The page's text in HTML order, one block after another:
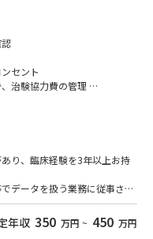
ます。また、事業環境や規制
定し、国内・海外の研究チー
でなく、サプライヤー、政府
も連携を図ります。
連文書の作成。
から終了後までの期間を通じ
業務
書の作成とその締結
と社内システムを用いたデー
ション能力
おいたビジネス思考
セント
治験協力費の管理
ニング、スケジュール管理、
、治験終了報告書等の作成)
り、臨床経験を3年以上お持
データを扱う業務に従事され
須)
年収 350 万円 ~ 450 万円